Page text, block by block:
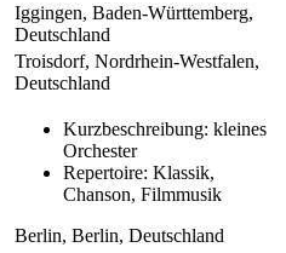
Iggingen, Baden-Württemberg,
Deutschland
Troisdorf, Nordrhein-Westfalen,
Deutschland
Kurzbeschreibung: kleines
Orchester
Repertoire: Klassik,
Chanson, Filmmusik
Berlin, Berlin, Deutschland